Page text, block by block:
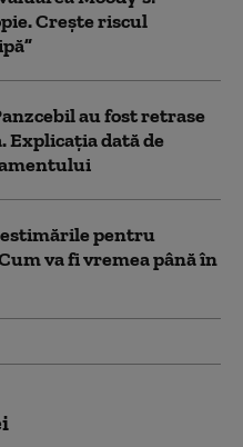
Crește riscul
au fost retrase
Explicația dată de
pentru
va fi vremea până în